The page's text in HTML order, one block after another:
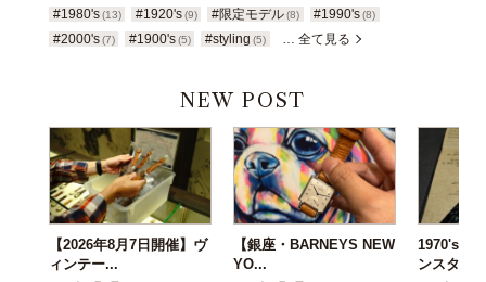
#1980's (13) #1920's(9) #限定モデル(8) #1990's (8)
#2000's (7) #1900's(5) #styling (5) … 全て見る
NEW POST
【2026年8月7日開催】ヴ
ィンテー...
【銀座・BARNEYS NEW
YO...
1970's ヴ
ンスタ...